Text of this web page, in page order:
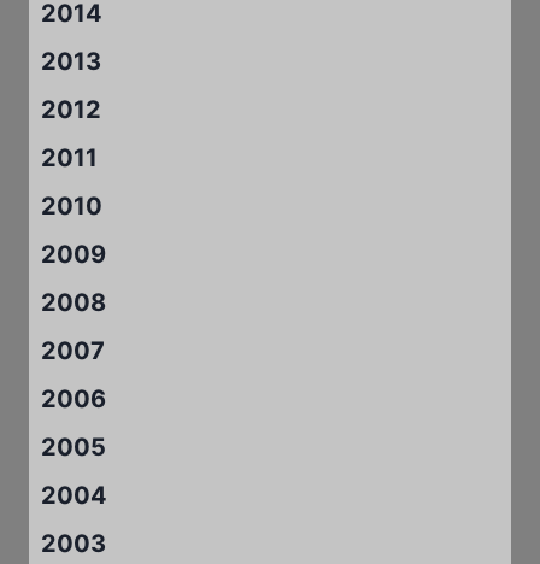
2014
2013
2012
2011
2010
2009
2008
2007
2006
2005
2004
2003